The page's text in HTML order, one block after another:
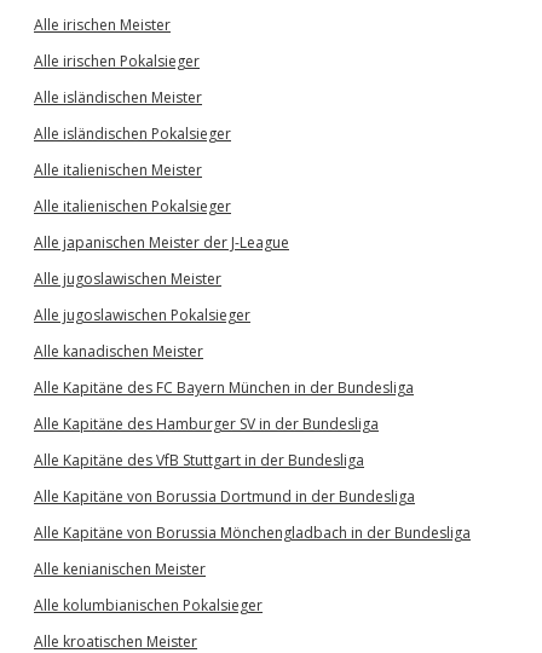
Alle irischen Meister
Alle irischen Pokalsieger
Alle isländischen Meister
Alle isländischen Pokalsieger
Alle italienischen Meister
Alle italienischen Pokalsieger
Alle japanischen Meister der J-League
Alle jugoslawischen Meister
Alle jugoslawischen Pokalsieger
Alle kanadischen Meister
Alle Kapitäne des FC Bayern München in der Bundesliga
Alle Kapitäne des Hamburger SV in der Bundesliga
Alle Kapitäne des VfB Stuttgart in der Bundesliga
Alle Kapitäne von Borussia Dortmund in der Bundesliga
Alle Kapitäne von Borussia Mönchengladbach in der Bundesliga
Alle kenianischen Meister
Alle kolumbianischen Pokalsieger
Alle kroatischen Meister